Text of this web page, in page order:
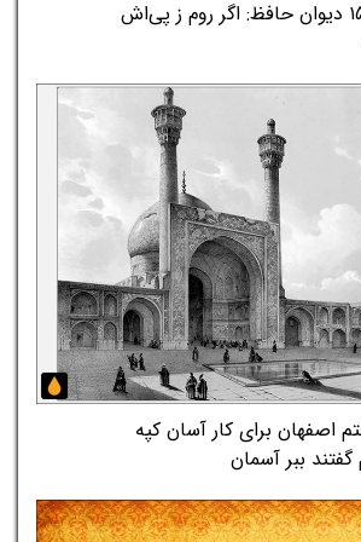
غزل شماره‌ی ۱۵۵ دیوان حافظ: اگر روم ز پی‌اش
اصفهان برای کار آسان کپه
ببر آسمان